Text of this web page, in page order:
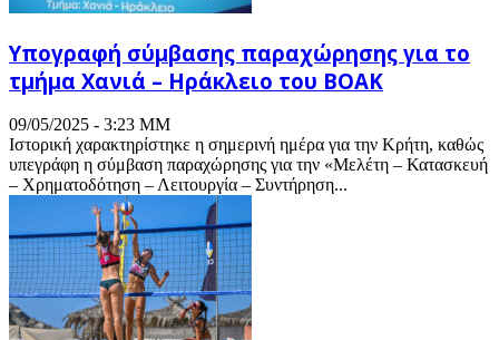
Υπογραφή σύμβασης παραχώρησης για το
τμήμα Χανιά – Ηράκλειο του ΒΟΑΚ
09/05/2025 - 3:23 ΜΜ
Ιστορική χαρακτηρίστηκε η σημερινή ημέρα για την Κρήτη, καθώς
υπεγράφη η σύμβαση παραχώρησης για την «Μελέτη – Κατασκευή
– Χρηματοδότηση – Λειτουργία – Συντήρηση...